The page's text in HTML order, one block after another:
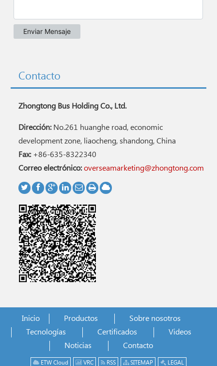
Contacto
Zhongtong Bus Holding Co., Ltd.
Dirección:No.261 huanghe road, economic
development zone, liaocheng, shandong, China
Fax:+86-635-8322340
Correo electrónico:overseamarketing@zhongtong.com
Inicio Productos
Sobre nosotros
Tecnologías
Certificados
Videos
Noticias
Contacto
ETW Cloud VRC RSS SITEMAP LEGAL